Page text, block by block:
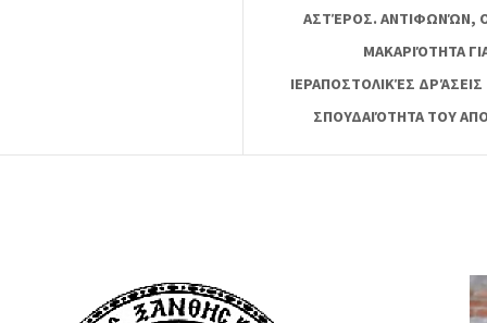
ΑΣΤΈΡΟΣ. ΑΝΤΙΦΩΝΏΝ,
ΜΑΚΑΡΙΌΤΗΤΑ
ΙΕΡΑΠΟΣΤΟΛΙΚΈΣ
ΣΠΟΥΔΑΙΌΤΗΤΑ ΤΟΥ